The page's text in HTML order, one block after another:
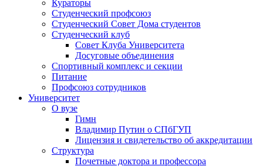
Кураторы
Студенческий профсоюз
Студенческий Совет Дома студентов
Студенческий клуб
Совет Клуба Университета
Досуговые объединения
Спортивный комплекс и секции
Питание
Профсоюз сотрудников
Университет
О вузе
Гимн
Владимир Путин о СПбГУП
Лицензия и свидетельство об аккредитации
Структура
Почетные доктора и профессора